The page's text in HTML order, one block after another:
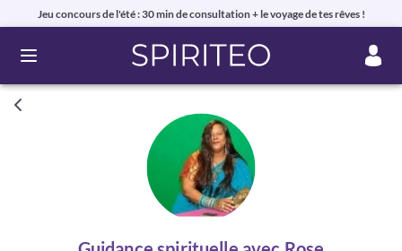
Jeu concours de l'été : 30 min de consultation + le voyage de tes rêves !
Ouvrir le menu